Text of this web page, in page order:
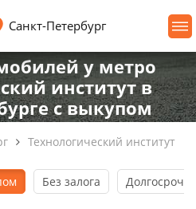
Санкт-Петербург
у метро
институт в
с выкупом
Технологический институт
Без залога